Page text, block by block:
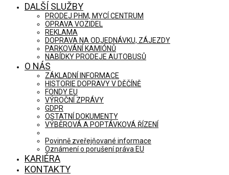
DALŠÍ SLUŽBY
PRODEJ PHM, MYCÍ CENTRUM
OPRAVA VOZIDEL
REKLAMA
DOPRAVA NA ODJEDNÁVKU, ZÁJEZDY
PARKOVÁNÍ KAMIÓNŮ
NABÍDKY PRODEJE AUTOBUSŮ
O NÁS
ZÁKLADNÍ INFORMACE
HISTORIE DOPRAVY V DĚČÍNĚ
FONDY EU
VÝROČNÍ ZPRÁVY
GDPR
OSTATNÍ DOKUMENTY
VÝBĚROVÁ A POPTÁVKOVÁ ŘÍZENÍ
Povinně zveřejňované informace
Oznámení o porušení práva EU
KARIÉRA
KONTAKTY